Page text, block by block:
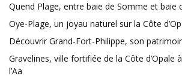
Quend Plage, entre baie de Somme et baie
Oye-Plage, un joyau naturel sur la Côte
Découvrir Grand-Fort-Philippe, son
Gravelines, ville fortifiée de la Côte d’Opale
l’Aa